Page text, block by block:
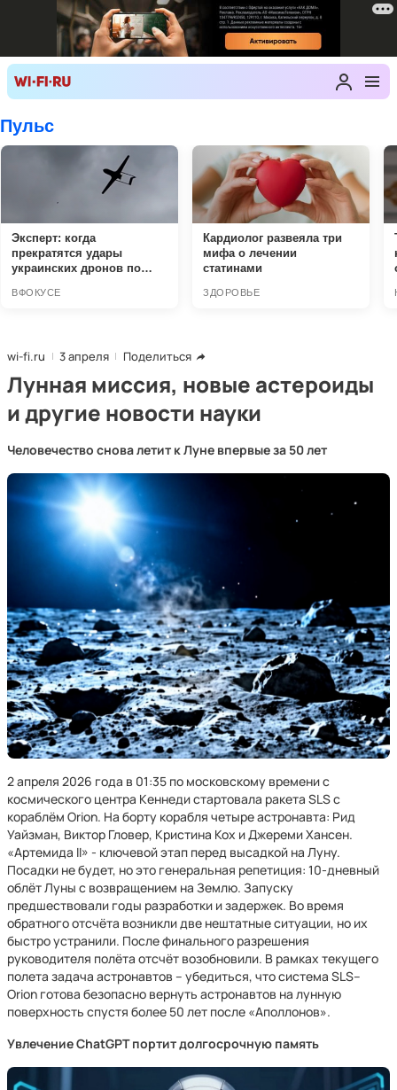
wi-fi.ru 3 апреля Поделиться
Лунная миссия, новые астероиды
и другие новости науки
Человечество снова летит к Луне впервые за 50 лет
2 апреля 2026 года в 01:35 по московскому времени с
космического центра Кеннеди стартовала ракета SLS с
кораблём Orion. На борту корабля четыре астронавта: Рид
Уайзман, Виктор Гловер, Кристина Кох и Джереми Хансен.
«Артемида II» - ключевой этап перед высадкой на Луну.
Посадки не будет, но это генеральная репетиция: 10-дневный
облёт Луны с возвращением на Землю. Запуску
предшествовали годы разработки и задержек. Во время
обратного отсчёта возникли две нештатные ситуации, но их
быстро устранили. После финального разрешения
руководителя полёта отсчёт возобновили. В рамках текущего
полета задача астронавтов – убедиться, что система SLS–
Orion готова безопасно вернуть астронавтов на лунную
поверхность спустя более 50 лет после «Аполлонов».
Увлечение ChatGPT портит долгосрочную память